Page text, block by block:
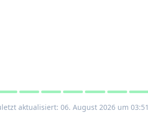
aktualisiert: 06. August 2026 um 03:51